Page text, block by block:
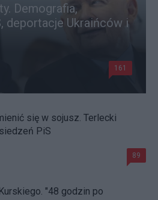
Demografia,
deportacje Ukraińców i
161
się w sojusz. Terlecki
PiS
89
"48 godzin po